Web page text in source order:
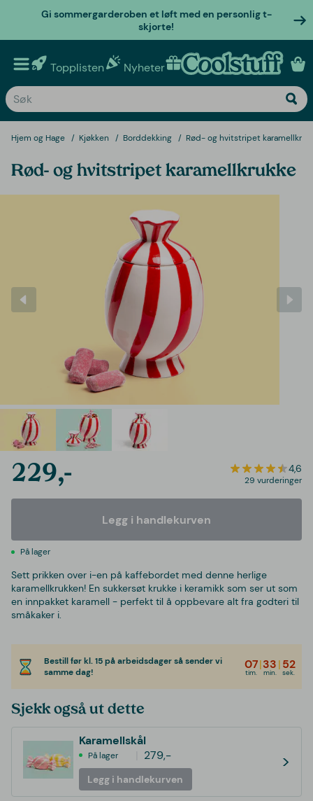
Gi sommergarderoben et løft med en personlig t-
skjorte!
Topplisten Nyheter Personlige gaver
Hjem og Hage Kjøkken Borddekking Rød- og hvitstripet
Rød- og hvitstripet karamellkrukke
229,- 4,6
29 vurderinger
Legg i handlekurven
På lager
Sett prikken over i-en på kaffebordet med denne herlige
karamellkrukken! En sukkersøt krukke i keramikk som ser ut som
en innpakket karamell - perfekt til å oppbevare alt fra godteri til
småkaker i.
Bestill før kl. 15 på arbeidsdager så sender vi
samme dag!
07
tim.
|33
min.
|52
sek.
Sjekk også ut dette
Karamellskål
På lager 279,-
Legg i handlekurven
>